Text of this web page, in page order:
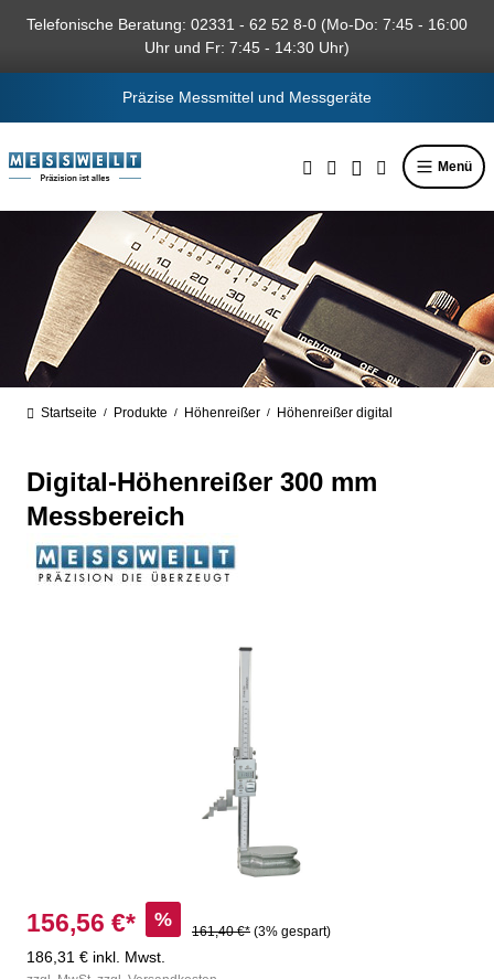
springen
Telefonische Beratung: 02331 - 62 52 8-0 (Mo-Do: 7:45 - 16:00
Uhr und Fr: 7:45 - 14:30 Uhr)
Präzise Messmittel und Messgeräte
Menü
Startseite / Produkte / Höhenreißer / Höhenreißer digital
Digital-Höhenreißer 300 mm
Messbereich
156,56 €* %
161,40 €* (3% gespart)
186,31 € inkl. Mwst.